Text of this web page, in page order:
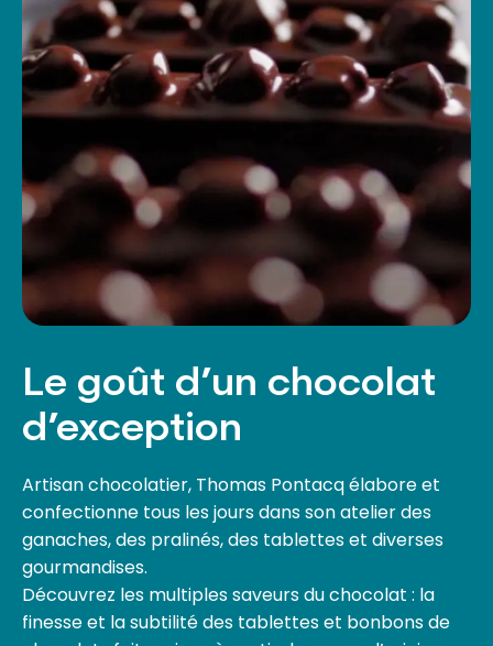
Le goût d’un chocolat
d’exception
Artisan chocolatier, Thomas Pontacq élabore et
confectionne tous les jours dans son atelier des
ganaches, des pralinés, des tablettes et diverses
gourmandises.
Découvrez les multiples saveurs du chocolat : la
finesse et la subtilité des tablettes et bonbons de